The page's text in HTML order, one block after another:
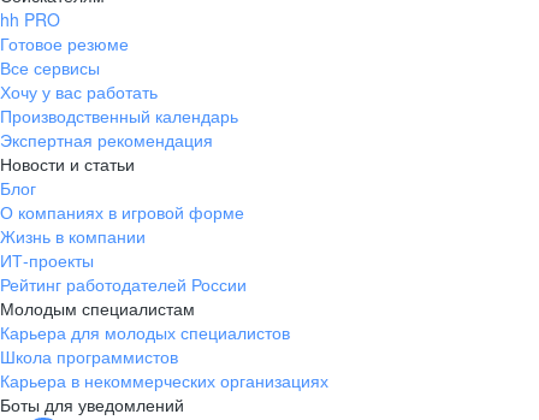
hh PRO
Готовое резюме
Все сервисы
Хочу у вас работать
Производственный календарь
Экспертная рекомендация
Новости и статьи
Блог
О компаниях в игровой форме
Жизнь в компании
ИТ-проекты
Рейтинг работодателей России
Молодым специалистам
Карьера для молодых специалистов
Школа программистов
Карьера в некоммерческих организациях
Боты для уведомлений